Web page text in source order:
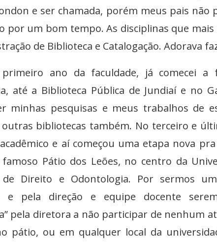
e ser chamada, porém meus pais não
por um bom tempo. As disciplinas que
de Biblioteca e Catalogação. Adorava
ano da faculdade, já comecei a
até a Biblioteca Pública de Jundiaí e no
minhas pesquisas e meus trabalhos de
outras bibliotecas também. No terceiro e
e aí começou uma etapa nova
Pátio dos Leões, no centro da
de Direito e Odontologia. Por sermos
e pela direção e equipe docente
pela diretora a não participar de nenhum
pátio, ou em qualquer local da